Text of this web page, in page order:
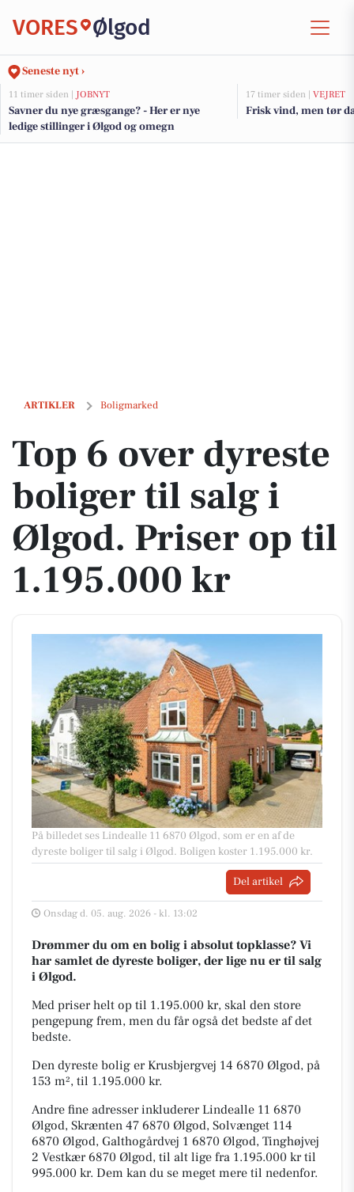
VORES Ølgod
Seneste nyt ›
11 timer siden | JOBNYT
Savner du nye græsgange? - Her er nye
ledige stillinger i Ølgod og omegn
17 timer siden | VEJRET
Frisk vind, men tør
ARTIKLER Boligmarked
Top 6 over dyreste boliger til salg i Ølgod. Priser op til 1.195.000 kr
Top 6 over dyreste
boliger til salg i
Ølgod. Priser op til
1.195.000 kr
På billedet ses Lindealle 11 6870 Ølgod, som er en af de
dyreste boliger til salg i Ølgod. Boligen koster 1.195.000 kr.
Del artikel
Onsdag d. 05. aug. 2026 - kl. 13:02
Drømmer du om en bolig i absolut topklasse? Vi
har samlet de dyreste boliger, der lige nu er til salg
i Ølgod.
Med priser helt op til 1.195.000 kr, skal den store
pengepung frem, men du får også det bedste af det
bedste.
Den dyreste bolig er Krusbjergvej 14 6870 Ølgod, på
153 m², til 1.195.000 kr.
Andre fine adresser inkluderer Lindealle 11 6870
Ølgod, Skrænten 47 6870 Ølgod, Solvænget 114
6870 Ølgod, Galthogårdvej 1 6870 Ølgod, Tinghøjvej
2 Vestkær 6870 Ølgod, til alt lige fra 1.195.000 kr til
995.000 kr. Dem kan du se meget mere til nedenfor.